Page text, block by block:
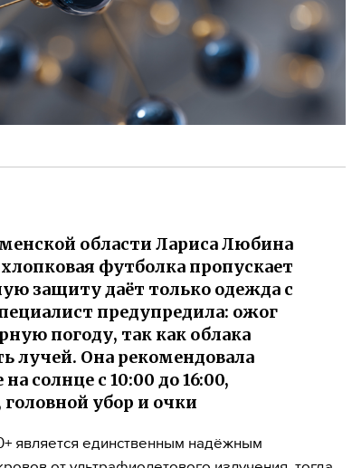
области Лариса Любина
футболка пропускает
защиту даёт только одежда с
предупредила: ожог
погоду, так как облака
лучей. Она рекомендовала
солнце с 10:00 до 16:00,
головной убор и очки
является единственным надёжным